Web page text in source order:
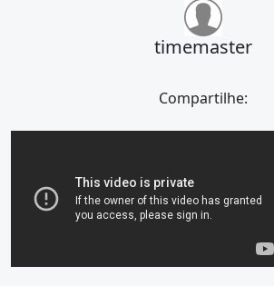
timemaster
Compartilhe: